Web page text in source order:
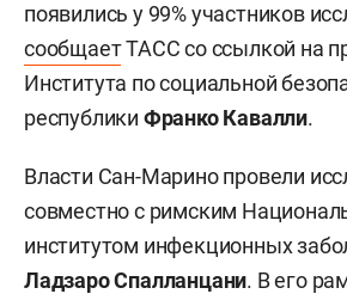
появились у 99% участников
сообщаетТАСС со ссылкой на
Института по социальной
республики Франко Кавалли.
Власти Сан-Марино провели
совместно с римским
институтом инфекционных
Ладзаро Спалланцани. В его